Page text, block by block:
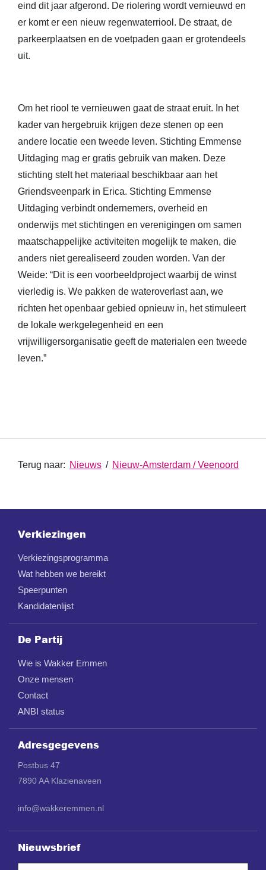
eind dit jaar afgerond. De riolering wordt vernieuwd en
er komt er een nieuw regenwaterriool. De straat, de
parkeerplaatsen en de voetpaden gaan er grotendeels
uit.
Om het riool te vernieuwen gaat de straat eruit. In het
kader van hergebruik krijgen deze stenen op een
andere locatie een tweede leven. Stichting Emmense
Uitdaging mag er gratis gebruik van maken. Deze
stichting stelt het materiaal beschikbaar aan het
Griendsveenpark in Erica. Stichting Emmense
Uitdaging verbindt ondernemers, overheid en
onderwijs met stichtingen en verenigingen om samen
maatschappelijke activiteiten mogelijk te maken, die
anders niet gerealiseerd zouden worden. Van der
Weide: “Dit is een voorbeeldproject waarbij de winst
vierledig is. We pakken de wateroverlast aan, we
richten het openbaar gebied opnieuw in, het stimuleert
de lokale werkgelegenheid en een
vrijwilligersorganisatie geeft de materialen een tweede
leven.”
Terug naar: Nieuws / Nieuw-Amsterdam / Veenoord
Verkiezingen
Verkiezingsprogramma
Wat hebben we bereikt
Speerpunten
Kandidatenlijst
De Partij
Wie is Wakker Emmen
Onze mensen
Contact
ANBI status
Adresgegevens
Postbus 47
7890 AA Klazienaveen
info@wakkeremmen.nl
Nieuwsbrief